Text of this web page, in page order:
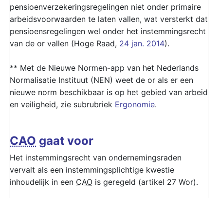
pensioenverzekeringsregelingen niet onder primaire
arbeidsvoorwaarden te laten vallen, wat versterkt dat
pensioensregelingen wel onder het instemmingsrecht
van de or vallen (Hoge Raad, 24 jan. 2014).
** Met de Nieuwe Normen-app van het Nederlands
Normalisatie Instituut (NEN) weet de or als er een
nieuwe norm beschikbaar is op het gebied van arbeid
en veiligheid, zie subrubriek Ergonomie.
CAO gaat voor
Het instemmingsrecht van ondernemingsraden
vervalt als een instemmingsplichtige kwestie
inhoudelijk in een CAO is geregeld (artikel 27 Wor).